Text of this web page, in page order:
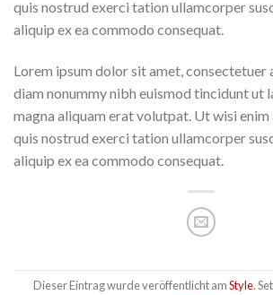
quis nostrud exerci tation ullamcorper
aliquip ex ea commodo consequat.
Lorem ipsum dolor sit amet, consectetuer
diam nonummy nibh euismod tincidunt ut
magna aliquam erat volutpat. Ut wisi enim
quis nostrud exerci tation ullamcorper
aliquip ex ea commodo consequat.
Dieser Eintrag wurde veröffentlicht amStyle.